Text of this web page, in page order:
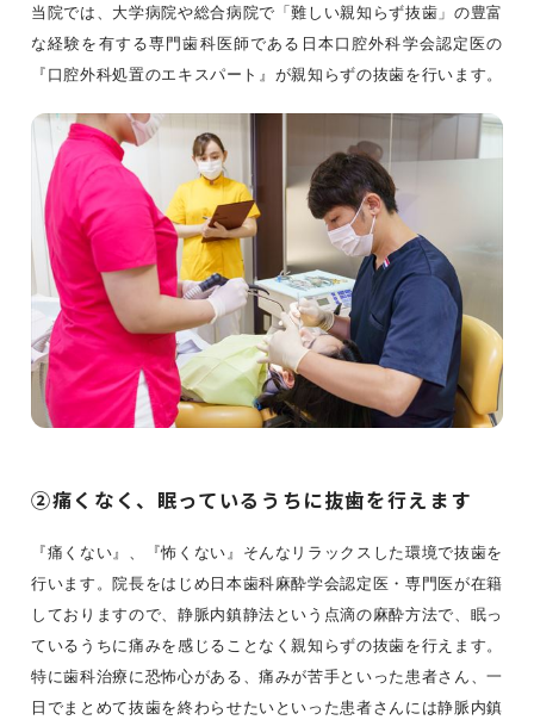
当院では、大学病院や総合病院で「難しい親知らず抜歯」の豊富
な経験を有する専門歯科医師である日本口腔外科学会認定医の
『口腔外科処置のエキスパート』が親知らずの抜歯を行います。
②痛くなく、眠っているうちに抜歯を行えます
『痛くない』、『怖くない』そんなリラックスした環境で抜歯を
行います。院長をはじめ日本歯科麻酔学会認定医・専門医が在籍
しておりますので、静脈内鎮静法という点滴の麻酔方法で、眠っ
ているうちに痛みを感じることなく親知らずの抜歯を行えます。
特に歯科治療に恐怖心がある、痛みが苦手といった患者さん、一
日でまとめて抜歯を終わらせたいといった患者さんには静脈内鎮